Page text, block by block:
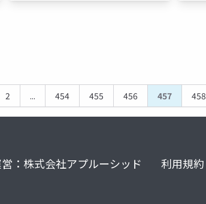
2 ... 454 455 456 457 458
：株式会社アプルーシッド 利用規約